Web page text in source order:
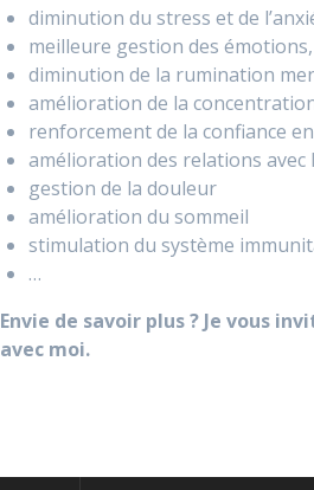
diminution du stress et de
meilleure gestion des émotions,
diminution de la rumination
amélioration de la
renforcement de la confiance
amélioration des relations avec
gestion de la douleur
amélioration du sommeil
stimulation du système
…
Envie de savoir plus ? Je vous
avec moi.